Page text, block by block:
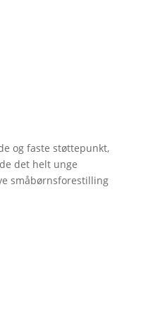
og faste støttepunkt,
det helt unge
småbørnsforestilling